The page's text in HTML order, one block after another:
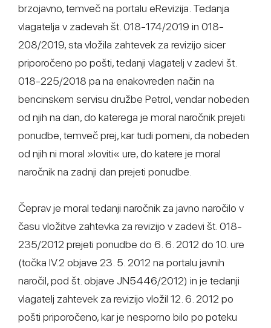
brzojavno, temveč na portalu eRevizija. Tedanja
vlagatelja v zadevah št. 018-174/2019 in 018-
208/2019, sta vložila zahtevek za revizijo sicer
priporočeno po pošti, tedanji vlagatelj v zadevi št.
018-225/2018 pa na enakovreden način na
bencinskem servisu družbe Petrol, vendar nobeden
od njih na dan, do katerega je moral naročnik prejeti
ponudbe, temveč prej, kar tudi pomeni, da nobeden
od njih ni moral »loviti« ure, do katere je moral
naročnik na zadnji dan prejeti ponudbe.
Čeprav je moral tedanji naročnik za javno naročilo v
času vložitve zahtevka za revizijo v zadevi št. 018-
235/2012 prejeti ponudbe do 6. 6. 2012 do 10. ure
(točka IV.2 objave 23. 5. 2012 na portalu javnih
naročil, pod št. objave JN5446/2012) in je tedanji
vlagatelj zahtevek za revizijo vložil 12. 6. 2012 po
pošti priporočeno, kar je nesporno bilo po poteku